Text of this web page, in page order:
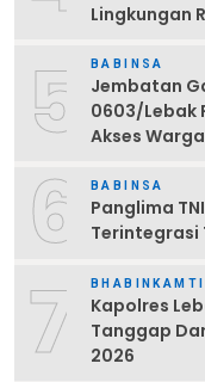
Lingkungan
5 BABINSA
Jembatan
0603/Lebak
Akses
6 BABINSA
Panglima
Terintegrasi
7
Kapolres
Tanggap
2026